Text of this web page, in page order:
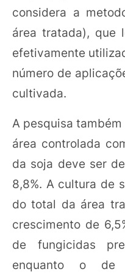
considera a
área tratada), que
efetivamente
número de
cultivada.
A pesquisa
área controlada
da soja deve ser
8,8%. A cultura de
do total da área
crescimento de
de fungicidas
enquanto o de